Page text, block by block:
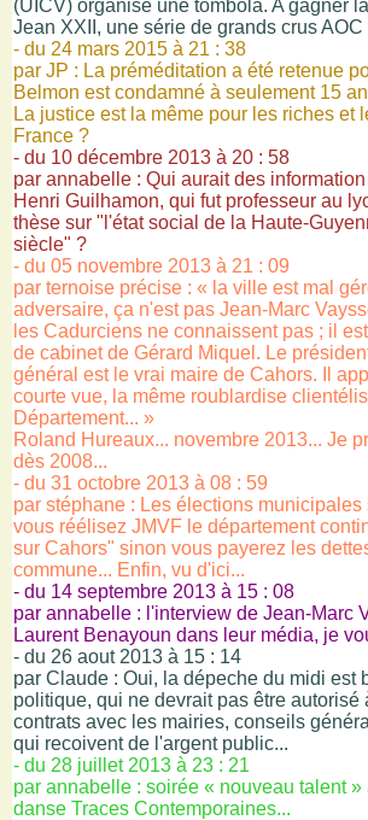
(UICV) organise une tombola. A gagner
Jean XXII, une série de grands crus AOC
- du 24 mars 2015 à 21 : 38
par JP : La préméditation a été retenue
Belmon est condamné à seulement 15
La justice est la même pour les riches et
France ?
- du 10 décembre 2013 à 20 : 58
par annabelle : Qui aurait des
Henri Guilhamon, qui fut professeur au
thèse sur "l'état social de la Haute-
siècle" ?
- du 05 novembre 2013 à 21 : 09
par ternoise précise : « la ville est mal
adversaire, ça n'est pas Jean-Marc
les Cadurciens ne connaissent pas ; il
de cabinet de Gérard Miquel. Le
général est le vrai maire de Cahors. Il
courte vue, la même roublardise
Département... »
Roland Hureaux... novembre 2013... Je
dès 2008...
- du 31 octobre 2013 à 08 : 59
par stéphane : Les élections municipales
vous réélisez JMVF le département
sur Cahors" sinon vous payerez les
commune... Enfin, vu d'ici...
- du 14 septembre 2013 à 15 : 08
par annabelle : l'interview de Jean-Marc
Laurent Benayoun dans leur média, je
- du 26 aout 2013 à 15 : 14
par Claude : Oui, la dépeche du midi est
politique, qui ne devrait pas être autorisé
contrats avec les mairies, conseils
qui recoivent de l'argent public...
- du 28 juillet 2013 à 23 : 21
par annabelle : soirée « nouveau talent »
danse Traces Contemporaines...